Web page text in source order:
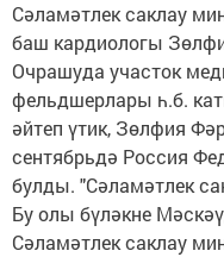
Сәламәтлек саклау
баш кардиологы
Очрашуда участок
фельдшерлары һ.б.
әйтеп үтик, Зөлфия
сентябрьдә Россия
булды. "Сәламәтлек
Бу олы бүләкне
Сәламәтлек саклау